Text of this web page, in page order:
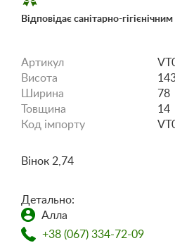
Відповідає санітарно-
Артикул
Висота
Ширина
78
Товщина
14
Код імпорту
Вінок 2,74
Детально:
Алла
+38 (067) 334-72-09